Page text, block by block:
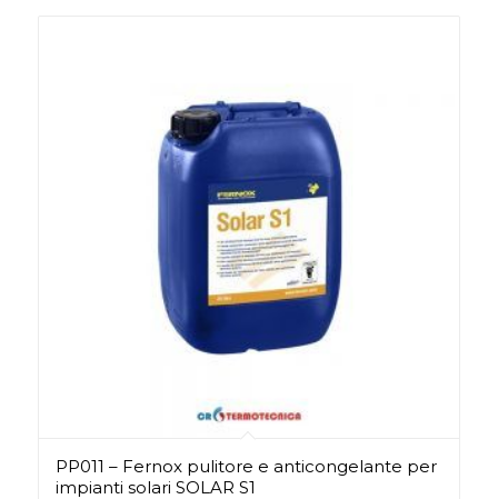
PP011 – Fernox pulitore e anticongelante per
impianti solari SOLAR S1